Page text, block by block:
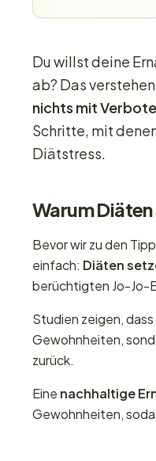
Du willst deine
ab? Das
nichts mit
Schritte, mit
Diätstress.
Warum
Bevor wir zu den
einfach: Diäten
berüchtigten Jo-Jo-
Studien zeigen,
Gewohnheiten,
zurück.
Eine nachhaltige
Gewohnheiten,